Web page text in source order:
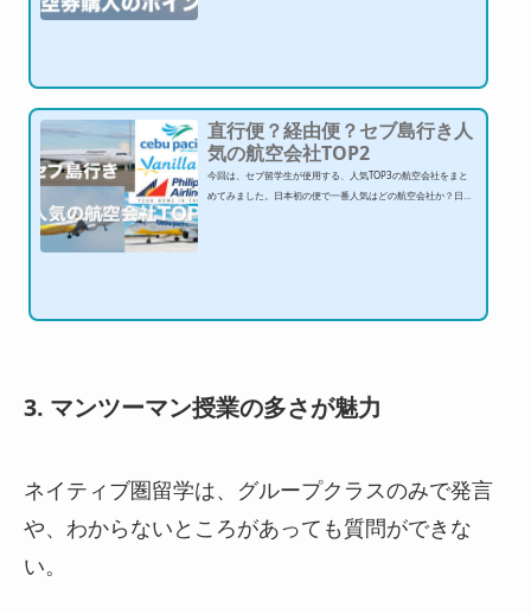
直行便？経由便？セブ島行き人
気の航空会社TOP2
今回は、セブ留学生が使用する、人気TOP3の航空会社をまと
めてみました。日本初の便で一番人気はどの航空会社か？日本
3. マンツーマン授業の多さが魅力
ネイティブ圏留学は、グループクラスのみで発言
や、わからないところがあっても質問ができな
い。